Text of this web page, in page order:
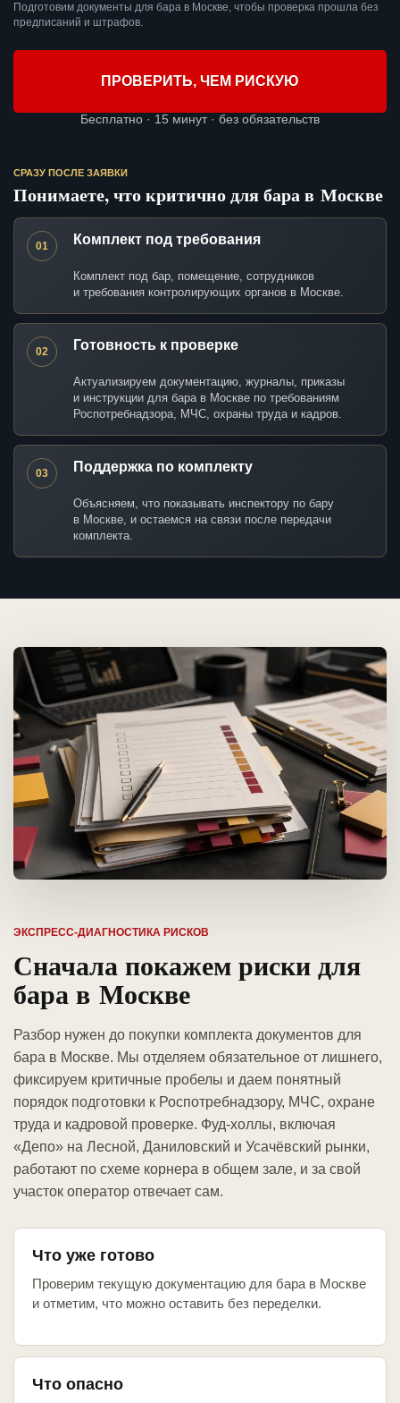
Подготовим документы для бара в Москве, чтобы проверка прошла без
предписаний и штрафов.
ПРОВЕРИТЬ, ЧЕМ РИСКУЮ
Бесплатно · 15 минут · без обязательств
СРАЗУ ПОСЛЕ ЗАЯВКИ
Понимаете, что критично для бара в Москве
01 Комплект под требования
Комплект под бар, помещение, сотрудников
и требования контролирующих органов в Москве.
02 Готовность к проверке
Актуализируем документацию, журналы, приказы
и инструкции для бара в Москве по требованиям
Роспотребнадзора, МЧС, охраны труда и кадров.
03 Поддержка по комплекту
Объясняем, что показывать инспектору по бару
в Москве, и остаемся на связи после передачи
комплекта.
ЭКСПРЕСС-ДИАГНОСТИКА РИСКОВ
Сначала покажем риски для
бара в Москве
Разбор нужен до покупки комплекта документов для
бара в Москве. Мы отделяем обязательное от лишнего,
фиксируем критичные пробелы и даем понятный
порядок подготовки к Роспотребнадзору, МЧС, охране
труда и кадровой проверке. Фуд-холлы, включая
«Депо» на Лесной, Даниловский и Усачёвский рынки,
работают по схеме корнера в общем зале, и за свой
участок оператор отвечает сам.
Что уже готово
Проверим текущую документацию для бара в Москве
и отметим, что можно оставить без переделки.
Что опасно